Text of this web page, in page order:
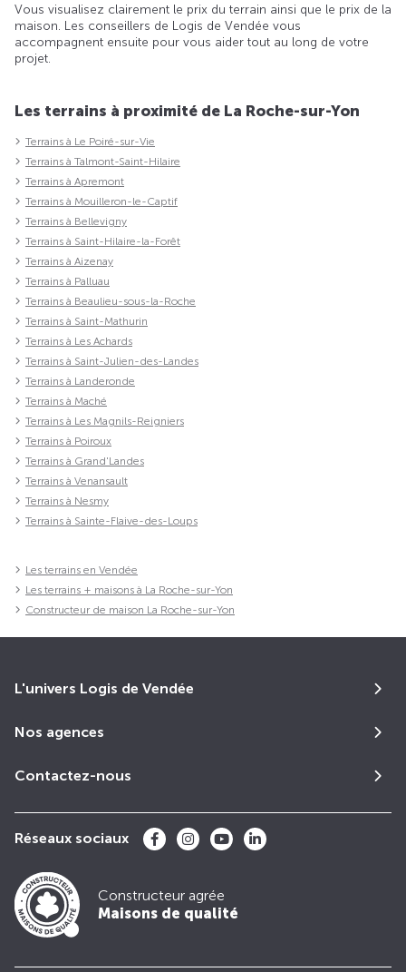
Vous visualisez clairement le prix du terrain ainsi que le prix de la
maison. Les conseillers de Logis de Vendée vous
accompagnent ensuite pour vous aider tout au long de votre
projet.
Les terrains à proximité de La Roche-sur-Yon
Terrains à Le Poiré-sur-Vie
Terrains à Talmont-Saint-Hilaire
Terrains à Apremont
Terrains à Mouilleron-le-Captif
Terrains à Bellevigny
Terrains à Saint-Hilaire-la-Forêt
Terrains à Aizenay
Terrains à Palluau
Terrains à Beaulieu-sous-la-Roche
Terrains à Saint-Mathurin
Terrains à Les Achards
Terrains à Saint-Julien-des-Landes
Terrains à Landeronde
Terrains à Maché
Terrains à Les Magnils-Reigniers
Terrains à Poiroux
Terrains à Grand'Landes
Terrains à Venansault
Terrains à Nesmy
Terrains à Sainte-Flaive-des-Loups
Les terrains en Vendée
Les terrains + maisons à La Roche-sur-Yon
Constructeur de maison La Roche-sur-Yon
L'univers Logis de Vendée
Nos agences
Contactez-nous
Réseaux sociaux
Constructeur agrée
Maisons de qualité